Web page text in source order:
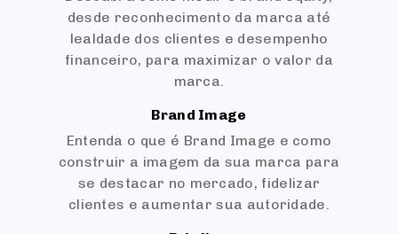
desde reconhecimento da marca até
lealdade dos clientes e desempenho
financeiro, para maximizar o valor da
marca.
Brand Image
Entenda o que é Brand Image e como
construir a imagem da sua marca para
se destacar no mercado, fidelizar
clientes e aumentar sua autoridade.